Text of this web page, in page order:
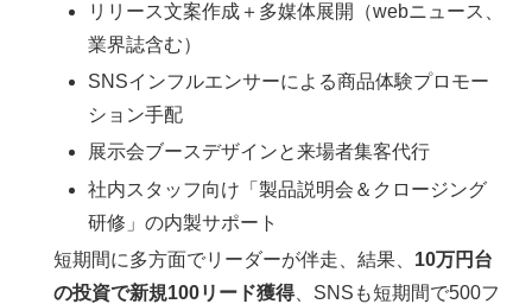
リリース文案作成＋多媒体展開（webニュース、
業界誌含む）
SNSインフルエンサーによる商品体験プロモー
ション手配
展示会ブースデザインと来場者集客代行
社内スタッフ向け「製品説明会＆クロージング
研修」の内製サポート
短期間に多方面でリーダーが伴走、結果、 10万円台
の投資で新規100リード獲得、SNSも短期間で500フ